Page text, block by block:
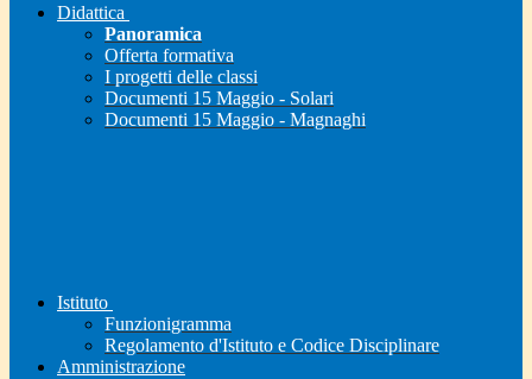
Didattica
Panoramica
Offerta formativa
I progetti delle classi
Documenti 15 Maggio - Solari
Documenti 15 Maggio - Magnaghi
Istituto
Funzionigramma
Regolamento d'Istituto e Codice Disciplinare
Amministrazione